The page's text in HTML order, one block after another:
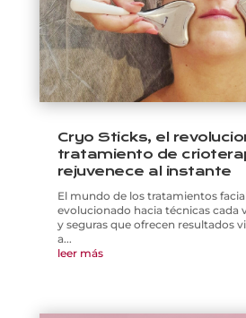
Cryo Sticks, el
tratamiento de
rejuvenece al instante
El mundo de los tratamientos
evolucionado hacia técnicas cada
y seguras que ofrecen resultados
a...
leer más